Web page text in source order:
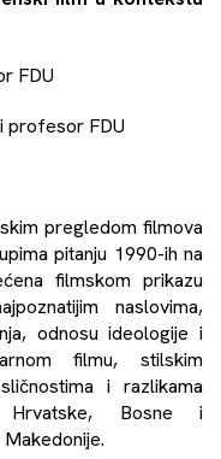
FDU
profesor FDU
pregledom filmova
pitanju 1990-ih na
filmskom prikazu
naslovima,
odnosu ideologije i
filmu, stilskim
i razlikama
Hrvatske, Bosne i